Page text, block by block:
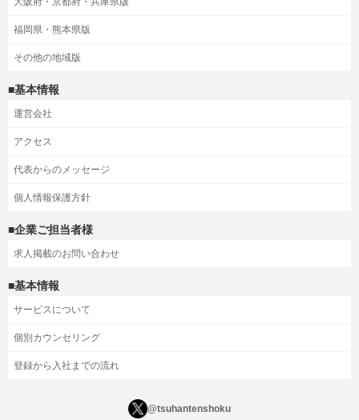
福岡県・熊本県版
その他の地域版
■基本情報
運営会社
アクセス
代表からのメッセージ
個人情報保護方針
■企業ご担当者様
求人掲載のお問い合わせ
■基本情報
サービスについて
個別カウンセリング
登録から入社までの流れ
@tsuhantenshoku